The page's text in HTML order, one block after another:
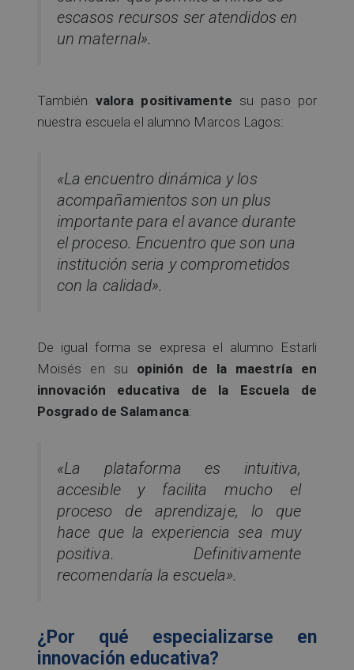
escasos recursos ser atendidos en
un maternal».
También valora positivamente su paso por
nuestra escuela el alumno Marcos Lagos:
«La encuentro dinámica y los
acompañamientos son un plus
importante para el avance durante
el proceso. Encuentro que son una
institución seria y comprometidos
con la calidad».
De igual forma se expresa el alumno Estarli
Moisés en su opinión de la maestría en
innovación educativa de la Escuela de
Posgrado de Salamanca:
«La plataforma es intuitiva,
accesible y facilita mucho el
proceso de aprendizaje, lo que
hace que la experiencia sea muy
positiva. Definitivamente
recomendaría la escuela».
¿Por qué especializarse en
innovación educativa?